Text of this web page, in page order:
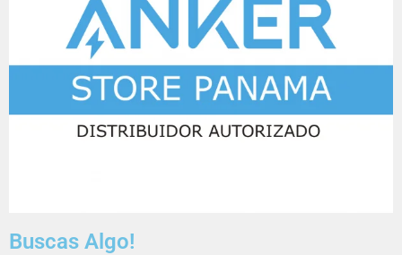
Buscas Algo!